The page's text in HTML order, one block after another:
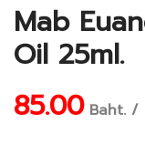
Mab
Oil 25ml.
85.00Baht. /